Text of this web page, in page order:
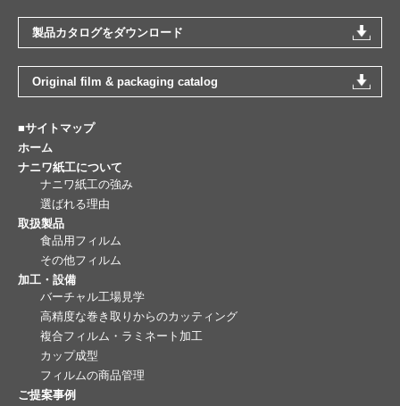
製品カタログをダウンロード
Original film & packaging catalog
■サイトマップ
ホーム
ナニワ紙工について
ナニワ紙工の強み
選ばれる理由
取扱製品
食品用フィルム
その他フィルム
加工・設備
バーチャル工場見学
高精度な巻き取りからのカッティング
複合フィルム・ラミネート加工
カップ成型
フィルムの商品管理
ご提案事例